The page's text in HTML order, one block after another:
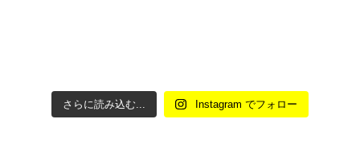
さらに読み込む... Instagram でフォロー